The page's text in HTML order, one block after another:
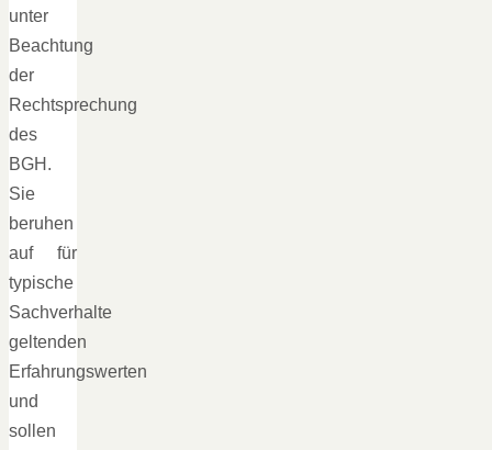
unter
Beachtung
der
Rechtsprechung
des
BGH.
Sie
beruhen
auf für
typische
Sachverhalte
geltenden
Erfahrungswerten
und
sollen